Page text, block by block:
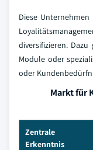
Diese
diversifizieren.
Module oder
oder
Markt für
Zentrale
Erkenntnis